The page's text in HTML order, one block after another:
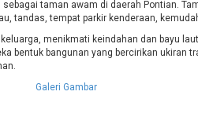
taman awam di daerah Pontian.
tandas, tempat parkir kenderaan,
menikmati keindahan dan bayu
bentuk bangunan yang bercirikan ukiran
Galeri Gambar